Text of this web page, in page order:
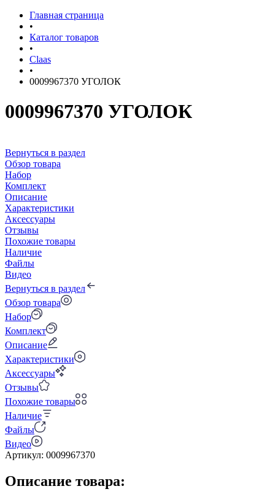
Главная страница
•
Каталог товаров
•
Claas
•
0009967370 УГОЛОК
0009967370 УГОЛОК
Вернуться в раздел
Обзор товара
Набор
Комплект
Описание
Характеристики
Аксессуары
Отзывы
Похожие товары
Наличие
Файлы
Видео
Вернуться в раздел
Обзор товара
Набор
Комплект
Описание
Характеристики
Аксессуары
Отзывы
Похожие товары
Наличие
Файлы
Видео
Артикул: 0009967370
Описание товара: